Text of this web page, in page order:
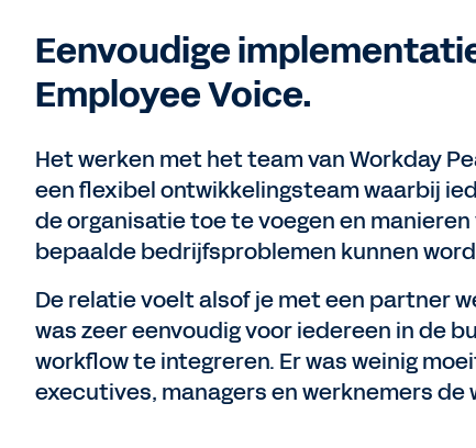
Eenvoudige
Employee Voice.
Het werken met het team van Workday
een flexibel ontwikkelingsteam waarbij
de organisatie toe te voegen en
bepaalde bedrijfsproblemen kunnen
De relatie voelt alsof je met een partner
was zeer eenvoudig voor iedereen in de
workflow te integreren. Er was weinig
executives, managers en werknemers de